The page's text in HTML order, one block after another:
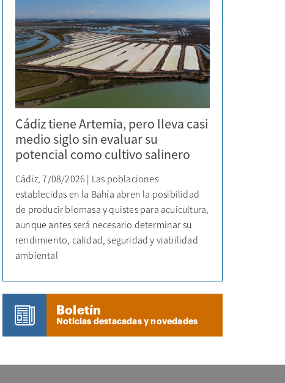
Cádiz tiene Artemia, pero lleva casi
medio siglo sin evaluar su
potencial como cultivo salinero
Cádiz, 7/08/2026 | Las poblaciones
establecidas en la Bahía abren la posibilidad
de producir biomasa y quistes para acuicultura,
aunque antes será necesario determinar su
rendimiento, calidad, seguridad y viabilidad
ambiental
Boletín
Noticias destacadas y novedades